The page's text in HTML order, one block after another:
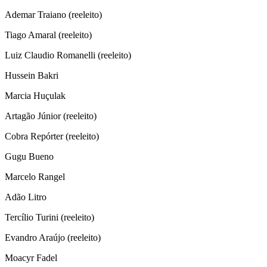
Ademar Traiano (reeleito)
Tiago Amaral (reeleito)
Luiz Claudio Romanelli (reeleito)
Hussein Bakri
Marcia Huçulak
Artagão Júnior (reeleito)
Cobra Repórter (reeleito)
Gugu Bueno
Marcelo Rangel
Adão Litro
Tercílio Turini (reeleito)
Evandro Araújo (reeleito)
Moacyr Fadel